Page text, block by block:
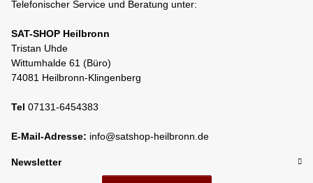
Telefonischer Service und Beratung unter:
SAT-SHOP Heilbronn
Tristan Uhde
Wittumhalde 61 (Büro)
74081 Heilbronn-Klingenberg
Tel 07131-6454383
E-Mail-Adresse: info@satshop-heilbronn.de
Newsletter